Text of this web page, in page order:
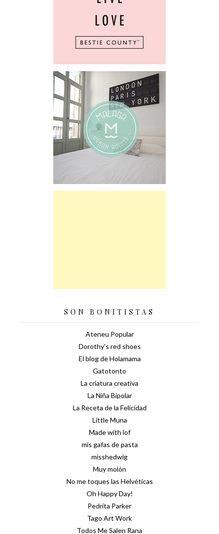
SON BONITISTAS
Ateneu Popular
Dorothy's red shoes
El blog de Holamama
Gatotonto
La criatura creativa
La Niña Bipolar
La Receta de la Felicidad
Little Muna
Made with lof
mis gafas de pasta
misshedwig
Muy molón
No me toques las Helvéticas
Oh Happy Day!
Pedrita Parker
Tago Art Work
Todos Me Salen Rana